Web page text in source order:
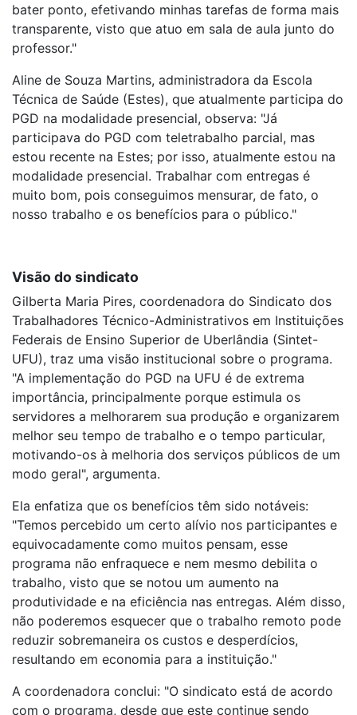
bater ponto, efetivando minhas tarefas de forma mais
transparente, visto que atuo em sala de aula junto do
professor."
Aline de Souza Martins, administradora da Escola
Técnica de Saúde (Estes), que atualmente participa do
PGD na modalidade presencial, observa: "Já
participava do PGD com teletrabalho parcial, mas
estou recente na Estes; por isso, atualmente estou na
modalidade presencial. Trabalhar com entregas é
muito bom, pois conseguimos mensurar, de fato, o
nosso trabalho e os benefícios para o público."
Visão do sindicato
Gilberta Maria Pires, coordenadora do Sindicato dos
Trabalhadores Técnico-Administrativos em Instituições
Federais de Ensino Superior de Uberlândia (Sintet-
UFU), traz uma visão institucional sobre o programa.
"A implementação do PGD na UFU é de extrema
importância, principalmente porque estimula os
servidores a melhorarem sua produção e organizarem
melhor seu tempo de trabalho e o tempo particular,
motivando-os à melhoria dos serviços públicos de um
modo geral", argumenta.
Ela enfatiza que os benefícios têm sido notáveis:
"Temos percebido um certo alívio nos participantes e
equivocadamente como muitos pensam, esse
programa não enfraquece e nem mesmo debilita o
trabalho, visto que se notou um aumento na
produtividade e na eficiência nas entregas. Além disso,
não poderemos esquecer que o trabalho remoto pode
reduzir sobremaneira os custos e desperdícios,
resultando em economia para a instituição."
A coordenadora conclui: "O sindicato está de acordo
com o programa, desde que este continue sendo